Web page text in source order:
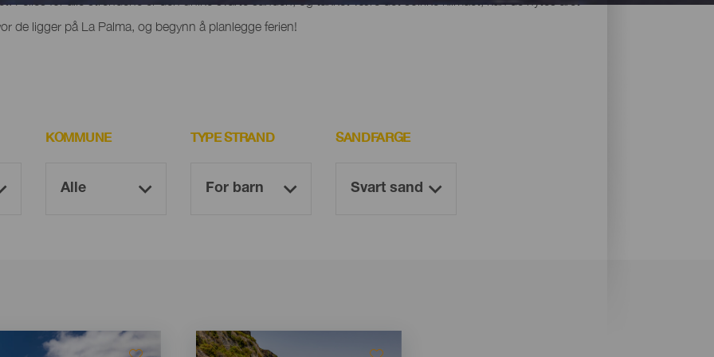
de ligger på La Palma, og begynn å planlegge ferien!
KOMMUNE TYPE STRAND SANDFARGE
Imagen
Listado
Imagen